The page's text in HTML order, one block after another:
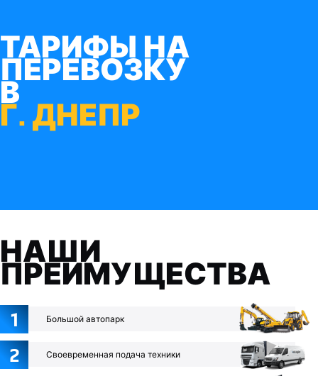
ТАРИФЫ НА
ПЕРЕВОЗКУ
В
Г. ДНЕПР
НАШИ
ПРЕИМУЩЕСТВА
1 Большой автопарк
2 Своевременная подача техники